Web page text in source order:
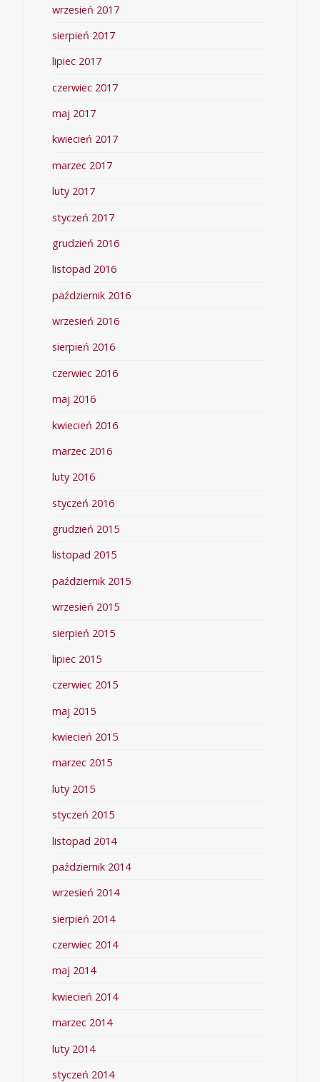
wrzesień 2017
sierpień 2017
lipiec 2017
czerwiec 2017
maj 2017
kwiecień 2017
marzec 2017
luty 2017
styczeń 2017
grudzień 2016
listopad 2016
październik 2016
wrzesień 2016
sierpień 2016
czerwiec 2016
maj 2016
kwiecień 2016
marzec 2016
luty 2016
styczeń 2016
grudzień 2015
listopad 2015
październik 2015
wrzesień 2015
sierpień 2015
lipiec 2015
czerwiec 2015
maj 2015
kwiecień 2015
marzec 2015
luty 2015
styczeń 2015
listopad 2014
październik 2014
wrzesień 2014
sierpień 2014
czerwiec 2014
maj 2014
kwiecień 2014
marzec 2014
luty 2014
styczeń 2014